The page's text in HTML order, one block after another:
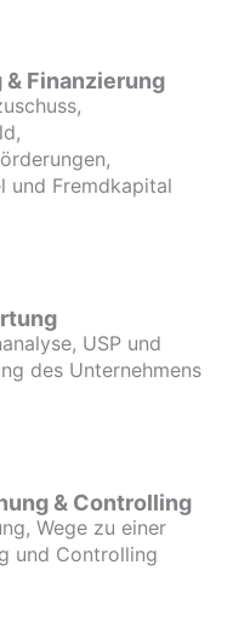
& Finanzierung
und Fremdkapital
USP und
des Unternehmens
& Controlling
Wege zu einer
und Controlling